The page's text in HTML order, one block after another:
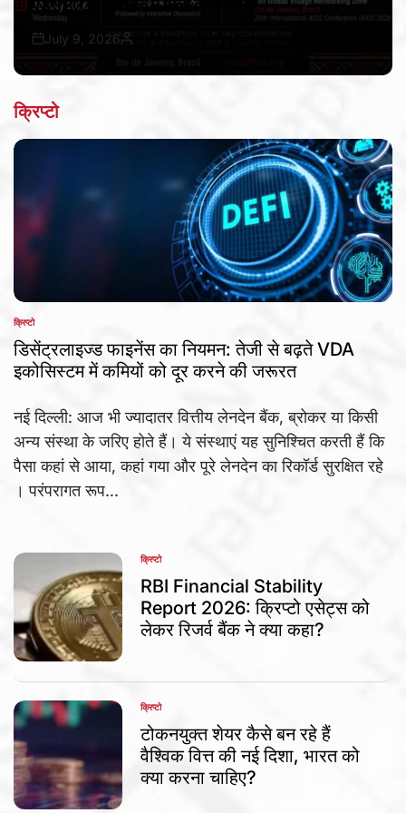
Post
July 9, 2026
By:
क्रिप्टो
POSTED
IN
क्रिप्टो
डिसेंट्रलाइज्ड फाइनेंस का नियमन: तेजी से बढ़ते VDA
इकोसिस्टम में कमियों को दूर करने की जरूरत
नई दिल्ली: आज भी ज्यादातर वित्तीय लेनदेन बैंक, ब्रोकर या किसी
अन्य संस्था के जरिए होते हैं। ये संस्थाएं यह सुनिश्चित करती हैं कि
पैसा कहां से आया, कहां गया और पूरे लेनदेन का रिकॉर्ड सुरक्षित रहे
। परंपरागत रूप...
POSTED
IN
क्रिप्टो
RBI Financial Stability
Report 2026: क्रिप्टो एसेट्स को
लेकर रिजर्व बैंक ने क्या कहा?
POSTED
IN
क्रिप्टो
टोकनयुक्त शेयर कैसे बन रहे हैं
वैश्विक वित्त की नई दिशा, भारत को
क्या करना चाहिए?